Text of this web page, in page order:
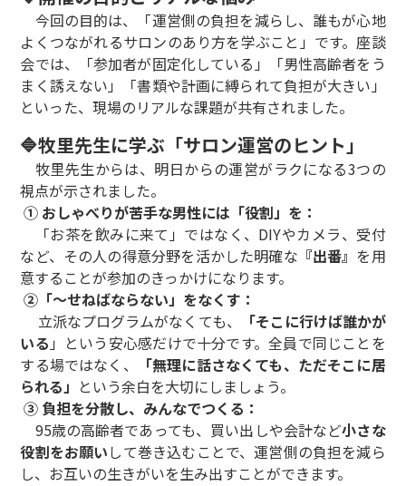
今回の目的は、「運営側の負担を減らし、誰もが心地
よくつながれるサロンのあり方を学ぶこと」です。座談
会では、「参加者が固定化している」「男性高齢者をう
まく誘えない」「書類や計画に縛られて負担が大きい」
といった、現場のリアルな課題が共有されました。
🔷牧里先生に学ぶ「サロン運営のヒント」
牧里先生からは、明日からの運営がラクになる3つの
視点が示されました。
① おしゃべりが苦手な男性には「役割」を：
「お茶を飲みに来て」ではなく、DIYやカメラ、受付
など、その人の得意分野を活かした明確な 『出番』 を用
意することが参加のきっかけになります。
②「～せねばならない」をなくす：
立派なプログラムがなくても、
「そこに行けば誰かが
いる 」という安心感だけで十分です。全員で同じことを
する場ではなく、
「無理に話さなくても、ただそこに居
られる」 という余白を大切にしましょう。
③ 負担を分散し、みんなでつくる：
95歳の高齢者であっても、買い出しや会計など小さな
役割をお願いして巻き込むことで、運営側の負担を減ら
し、お互いの生きがいを生み出すことができます。